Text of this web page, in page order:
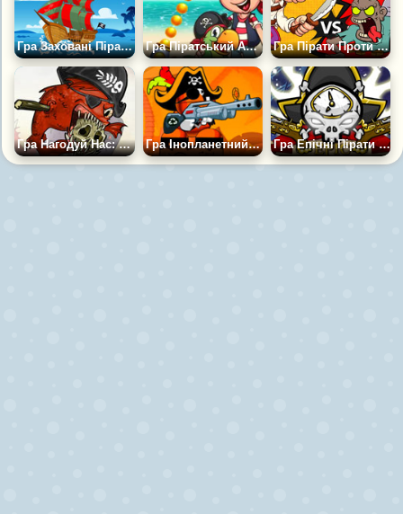
Гра Заховані Піратські Кораблі Гра Піратський Арканоїд Гра Пірати Проти Зомбі
Гра Нагодуй Нас: Пірати Гра Інопланетний Пірат Пляшок 2 Гра Епічні Пірати Часу